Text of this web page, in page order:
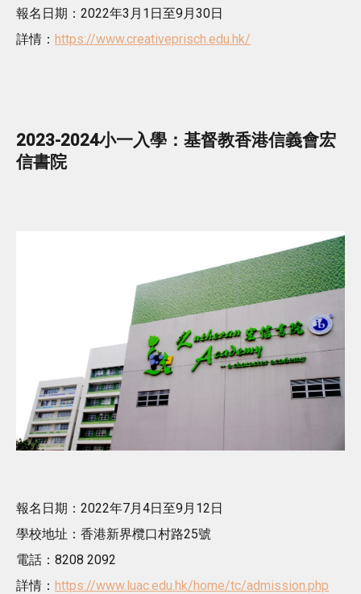
報名日期：2022年3月1日至9月30日
詳情： https://www.creativeprisch.edu.hk/
2023-2024小一入學：基督教香港信義會宏
信書院
報名日期：2022年7月4日至9月12日
學校地址：香港新界欖口村路25號
電話：8208 2092
詳情： https://www.luac.edu.hk/home/tc/admission.php